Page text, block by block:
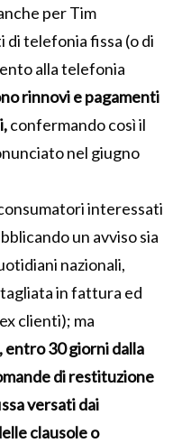
per Tim
di telefonia fissa (o di
alla telefonia
rinnovi e pagamenti
confermando così il
nel giugno
interessati
un avviso sia
nazionali,
in fattura ed
clienti); ma
entro 30 giorni dalla
di restituzione
versati dai
clausole o